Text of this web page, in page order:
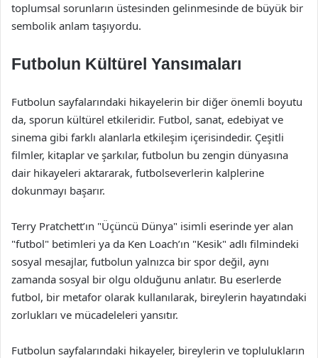
toplumsal sorunların üstesinden gelinmesinde de büyük bir
sembolik anlam taşıyordu.
Futbolun Kültürel Yansımaları
Futbolun sayfalarındaki hikayelerin bir diğer önemli boyutu
da, sporun kültürel etkileridir. Futbol, sanat, edebiyat ve
sinema gibi farklı alanlarla etkileşim içerisindedir. Çeşitli
filmler, kitaplar ve şarkılar, futbolun bu zengin dünyasına
dair hikayeleri aktararak, futbolseverlerin kalplerine
dokunmayı başarır.
Terry Pratchett’ın "Üçüncü Dünya" isimli eserinde yer alan
"futbol" betimleri ya da Ken Loach’ın "Kesik" adlı filmindeki
sosyal mesajlar, futbolun yalnızca bir spor değil, aynı
zamanda sosyal bir olgu olduğunu anlatır. Bu eserlerde
futbol, bir metafor olarak kullanılarak, bireylerin hayatındaki
zorlukları ve mücadeleleri yansıtır.
Futbolun sayfalarındaki hikayeler, bireylerin ve toplulukların